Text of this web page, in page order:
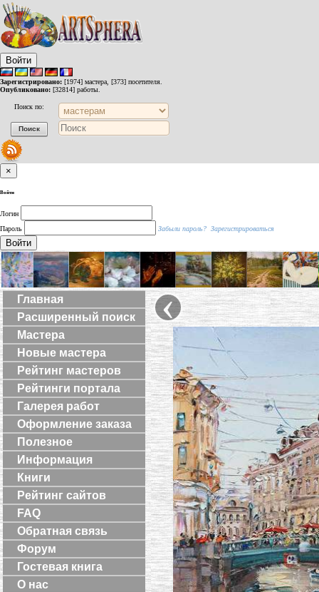
Войти
Зарегистрировано: [1974] мастера, [373] посетителя.
Опубликовано: [32814] работы.
Поиск по:
×
Войти
Логин
Пароль
Забыли пароль? Зарегистрироваться
Войти
Главная
Расширенный поиск
Мастера
Новые мастера
Рейтинг мастеров
Рейтинги портала
Галерея работ
Оформление заказа
Полезное
Информация
Книги
Рейтинг сайтов
FAQ
Обратная связь
Форум
Гостевая книга
О нас
‹